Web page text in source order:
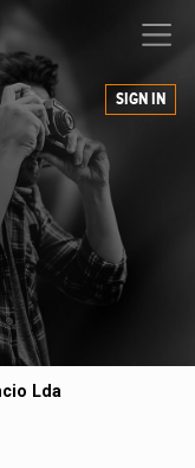
SIGN IN
Lda